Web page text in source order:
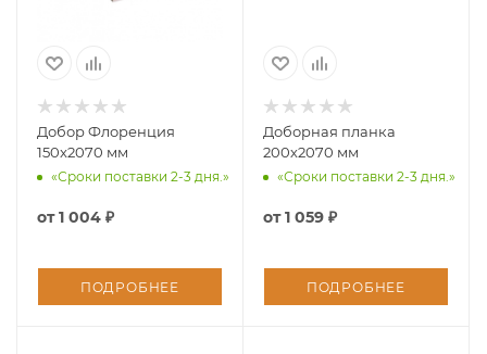
Добор Флоренция
150x2070 мм
«Сроки поставки 2-3 дня.»
от1 004 ₽
ПОДРОБНЕЕ
Доборная планка
200х2070 мм
«Сроки поставки 2-3 дня.»
от1 059 ₽
ПОДРОБНЕЕ